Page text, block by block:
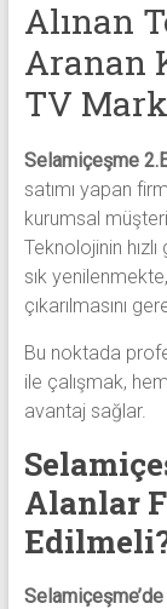
Alınan
Aranan
TV
Selamiçeşme
satımı yapan
kurumsal
Teknolojinin
sık
çıkarılmasını
Bu noktada
ile çalışmak,
avantaj sağlar.
Alanlar